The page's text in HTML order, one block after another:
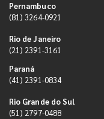
Pernambuco
(81) 3264-0921
Rio de Janeiro
(21) 2391-3161
Paraná
(41) 2391-0834
Rio Grande do Sul
(51) 2797-0488